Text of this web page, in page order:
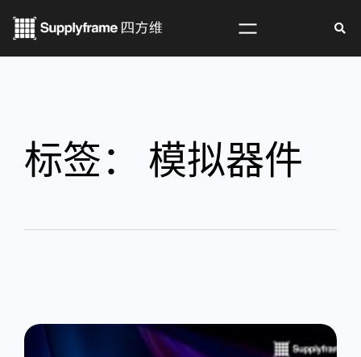
标签： 模拟器件